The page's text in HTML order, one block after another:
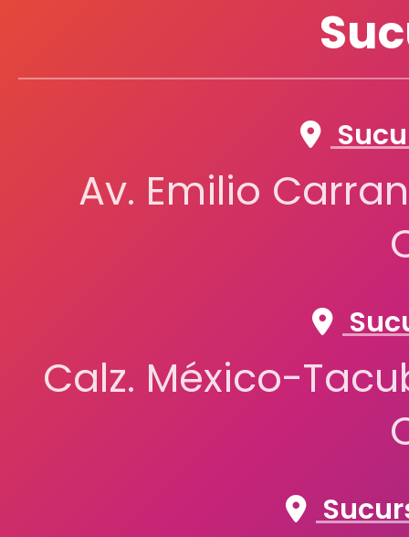
Av. Emilio
Calz. México-